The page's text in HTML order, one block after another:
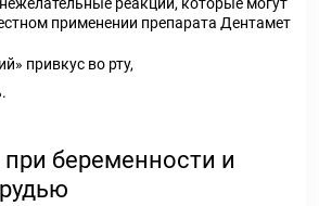
применении препарата Дентамет
привкус во рту,
беременности и